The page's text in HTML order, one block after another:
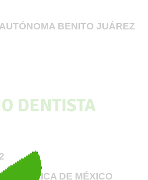
BENITO JUÁREZ
DENTISTA
DE MÉXICO